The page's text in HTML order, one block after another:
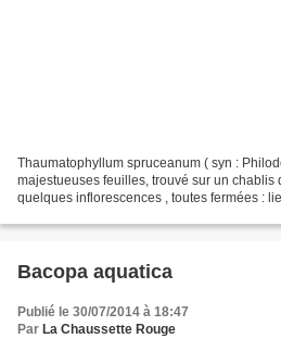
Thaumatophyllum spruceanum ( syn :
majestueuses feuilles, trouvé sur un chablis
quelques inflorescences , toutes fermées :
Bacopa aquatica
Publié le 30/07/2014 à 18:47
Par La Chaussette Rouge